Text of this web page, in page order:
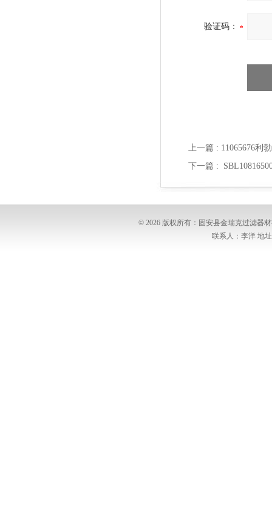
验证码：
上一篇 : 11065676利
下一篇 :
© 2026 版权所有：固安县金瑞克过滤器
联系人：李洋 地